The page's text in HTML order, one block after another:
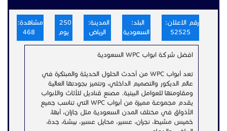
رقم الاعلان:
52525
البلد:
السعودية
المدينة:
الرياض
يوم
مشاهدة:
افضل شركة ابواب WPC السعودية
تعد أبواب WPC من أحدث الحلول الحديثة والمبتكرة في
عالم الديكور والتصميم الداخلي، وتتميز بجودتها العالية
ومقاومتها للعوامل البيئية. مصنع قناديل للأثاث والابواب
يقدم مجموعة مميزة من أبواب WPC التي تناسب جميع
الأذواق في مختلف المدن السعودية مثل جازان، أبها،
خميس مشيط، نجران، عسير، محايل عسير، بيشة، جدة،